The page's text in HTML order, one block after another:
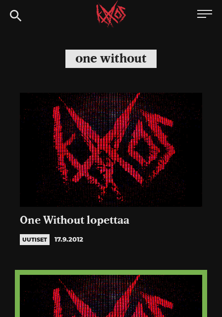
Siirry
suoraan
Kaaoszine
one without
One Without lopettaa
UUTISET 17.9.2012